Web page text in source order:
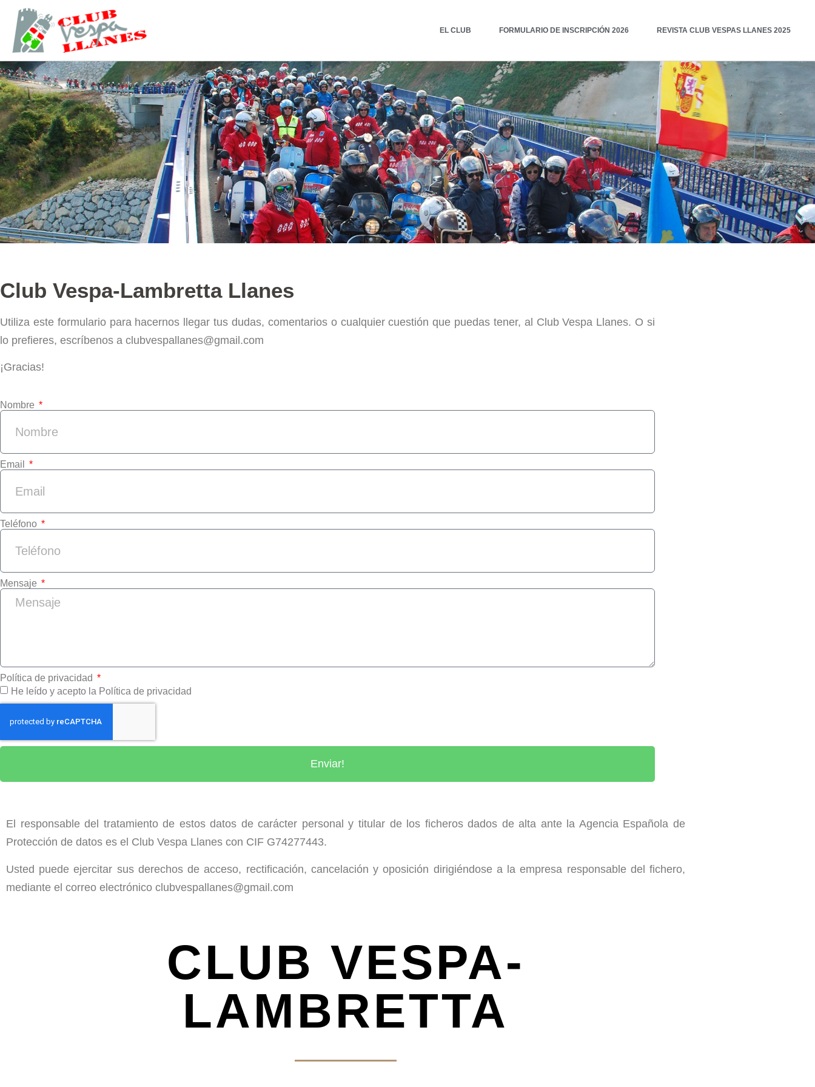
EL CLUB FORMULARIO DE INSCRIPCIÓN 2026 REVISTA CLUB VESPAS LLANES 2025
Club Vespa-Lambretta Llanes
Utiliza este formulario para hacernos llegar tus dudas, comentarios o cualquier cuestión que puedas tener, al Club Vespa Llanes. O si
lo prefieres, escríbenos a clubvespallanes@gmail.com
¡Gracias!
Nombre
Email
Teléfono
Mensaje
Política de privacidad
He leído y acepto la Política de privacidad
Enviar!
El responsable del tratamiento de estos datos de carácter personal y titular de los ficheros dados de alta ante la Agencia Española de
Protección de datos es el Club Vespa Llanes con CIF G74277443.
Usted puede ejercitar sus derechos de acceso, rectificación, cancelación y oposición dirigiéndose a la empresa responsable del fichero,
mediante el correo electrónico clubvespallanes@gmail.com
CLUB VESPA-
LAMBRETTA